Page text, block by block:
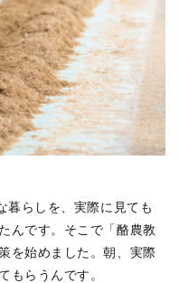
暮らしを、実際に見ても
んです。そこで「酪農教
を始めました。朝、実際
もらうんです。